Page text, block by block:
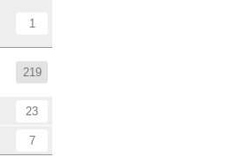
1
219
23
7